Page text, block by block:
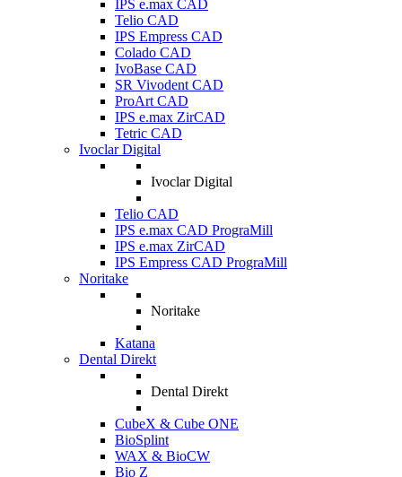
IPS e.max CAD
Telio CAD
IPS Empress CAD
Colado CAD
IvoBase CAD
SR Vivodent CAD
ProArt CAD
IPS e.max ZirCAD
Tetric CAD
Ivoclar Digital
Ivoclar Digital
Telio CAD
IPS e.max CAD PrograMill
IPS e.max ZirCAD
IPS Empress CAD PrograMill
Noritake
Noritake
Katana
Dental Direkt
Dental Direkt
CubeX & Cube ONE
BioSplint
WAX & BioCW
Bio Z